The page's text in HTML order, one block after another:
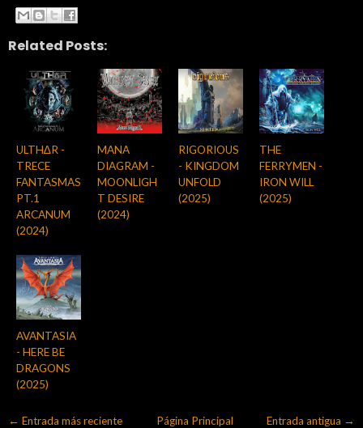
Related Posts:
ULTH∆R -
TRECE
FANTASMAS
PT.1
ARCANUM
(2024)
MANA
DIAGRAM -
MOONLIGH
T DESIRE
(2024)
RIGORIOUS
- KINGDOM
UNFOLD
(2025)
THE
FERRYMEN -
IRON WILL
(2025)
AVANTASIA
- HERE BE
DRAGONS
(2025)
← Entrada más reciente Entrada antigua →
Página Principal